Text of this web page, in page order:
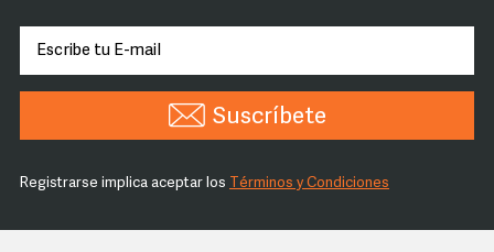
Suscríbete
Registrarse implica aceptar los Términos y Condiciones